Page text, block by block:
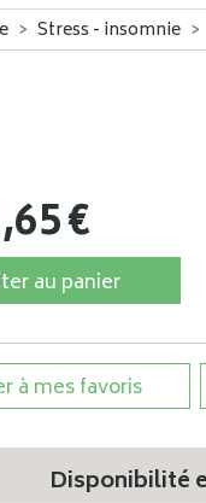
Stress - insomnie
,65€
au panier
à mes favoris
Disponibilité